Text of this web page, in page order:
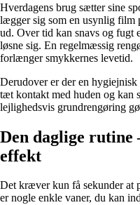
Hverdagens brug sætter sine
lægger sig som en usynlig film
ud. Over tid kan snavs og fugt
løsne sig. En regelmæssig
forlænger smykkernes levetid.
Derudover er der en
tæt kontakt med huden og kan
lejlighedsvis grundrengøring
Den daglige rutine
effekt
Det kræver kun få sekunder at
er nogle enkle vaner, du kan